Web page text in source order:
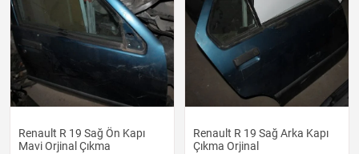
Renault R 19 Sağ Ön Kapı
Mavi Orjinal Çıkma
Renault R 19 Sağ Arka Kapı
Çıkma Orjinal